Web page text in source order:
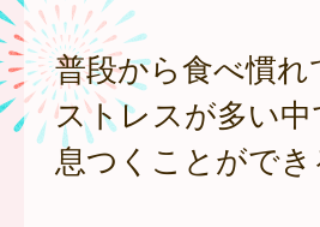
普段から食べ慣
ストレスが多い
息つくことがで